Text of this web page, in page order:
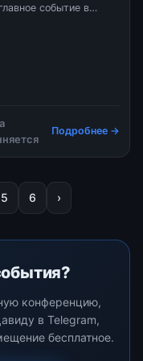
событие в
В 2026 году G2E
катализатором
для компаний,
технологии.
включает более
Подробнее →
5 6 ›
конференцию,
в Telegram,
бесплатное.